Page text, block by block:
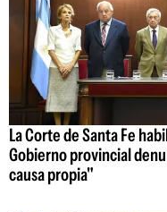
La Corte de Santa Fe
Gobierno provincial
causa propia"